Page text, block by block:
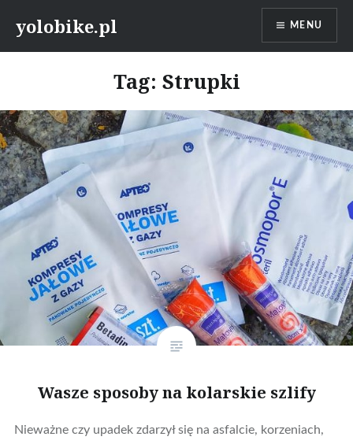
yolobike.pl MENU
Tag: Strupki
Wasze sposoby na kolarskie szlify
Nieważne czy upadek zdarzył się na asfalcie, korzeniach,